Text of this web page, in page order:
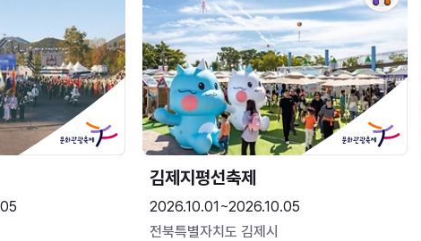
김제지평선축제
2026.10.01~2026.10.05
전북특별자치도 김제시